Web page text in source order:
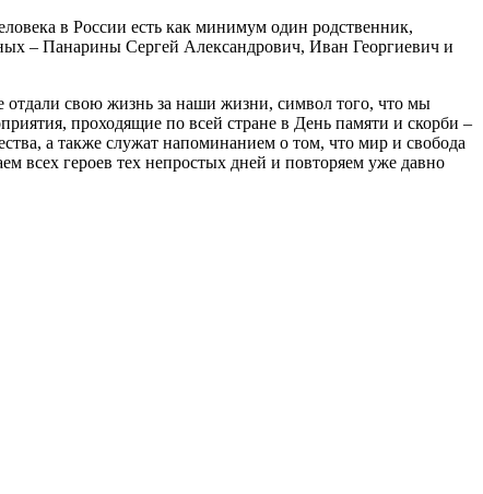
в России есть как минимум один родственник,
– Панарины Сергей Александрович, Иван Георгиевич и
отдали свою жизнь за наши жизни, символ того, что мы
проходящие по всей стране в День памяти и скорби –
а также служат напоминанием о том, что мир и свобода
всех героев тех непростых дней и повторяем уже давно